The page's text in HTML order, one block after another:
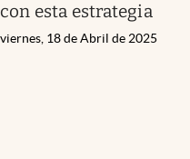
con esta estrategia
viernes, 18 de Abril de 2025